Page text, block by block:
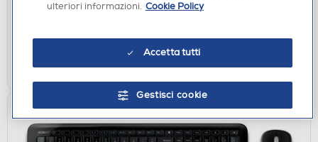
ulteriori informazioni. Cookie Policy
Accetta tutti
Gestisci cookie